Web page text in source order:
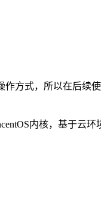
作方式，所以在后
内核，基于云